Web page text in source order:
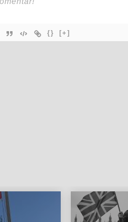
{} [+]